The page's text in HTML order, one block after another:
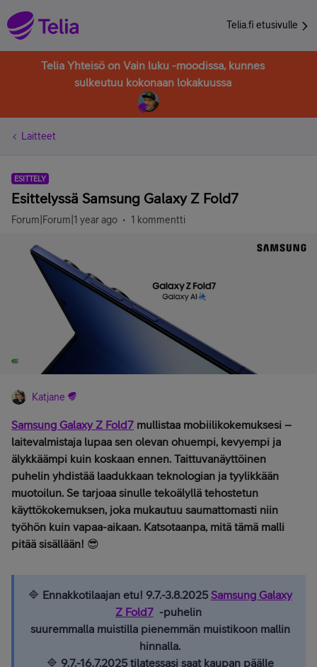
Telia.fi etusivulle
Telia Yhteisö on Vain luku -moodissa, kunnes
sulkeutuu kokonaan lokakuussa
Laitteet
ESITTELY
Esittelyssä Samsung Galaxy Z Fold7
Forum|Forum|1 year ago 1 kommentti
Katjane
Samsung Galaxy Z Fold7 mullistaa mobiilikokemuksesi –
laitevalmistaja lupaa sen olevan ohuempi, kevyempi ja
älykkäämpi kuin koskaan ennen. Taittuvanäyttöinen
puhelin yhdistää laadukkaan teknologian ja tyylikkään
muotoilun. Se tarjoaa sinulle tekoälyllä tehostetun
käyttökokemuksen, joka mukautuu saumattomasti niin
työhön kuin vapaa-aikaan. Katsotaanpa, mitä tämä malli
pitää sisällään! 😎
🔷 Ennakkotilaajan etu! 9.7.-3.8.2025 ​​​​​ Samsung Galaxy
Z Fold7 -puhelin
suuremmalla muistilla pienemmän muistikoon mallin
hinnalla.
🔷 9.7.-16.7.2025 tilatessasi saat kaupan päälle